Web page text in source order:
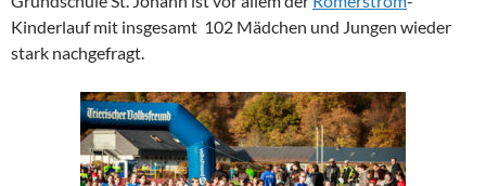
Kinderlauf mit insgesamt 102 Mädchen und Jungen wieder
stark nachgefragt.